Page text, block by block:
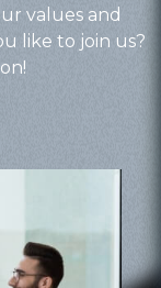
values and
like to join us?